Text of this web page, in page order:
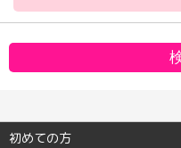
初めての方